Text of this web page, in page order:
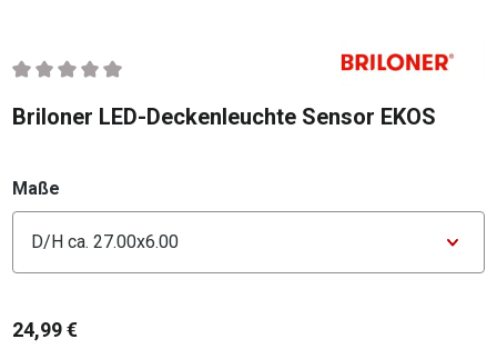
Durchschnittliche Bewertung von 0 von 5 Sternen
Briloner LED-Deckenleuchte Sensor EKOS
Maße
24,99 €